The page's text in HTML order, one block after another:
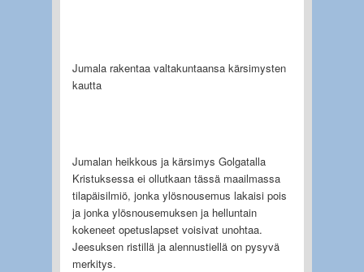
Jumala rakentaa valtakuntaansa kärsimysten
kautta
Jumalan heikkous ja kärsimys Golgatalla
Kristuksessa ei ollutkaan tässä maailmassa
tilapäisilmiö, jonka ylösnouse­mus lakaisi pois
ja jonka ylösnousemuksen ja helluntain
kokeneet opetuslapset voisivat unohtaa.
Jeesuksen ristillä ja alennustiellä on pysyvä
merkitys.